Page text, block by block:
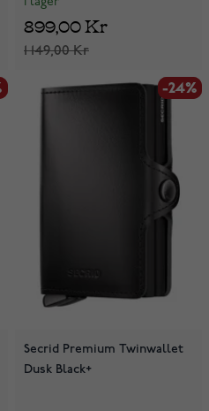
1 149,00 Kr
899,00 Kr
-24%
-24%
Secrid Premium Twinwallet
Dusk Black+